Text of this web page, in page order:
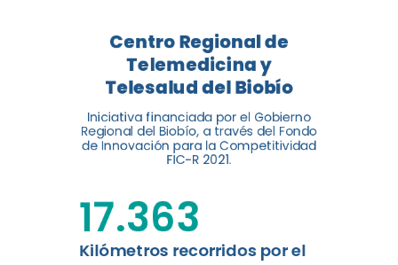
El Centro Regional de
Telemedicina y Telesalud del
Biobío presenta el balance de
tres años acercando la salud
digital a los habitantes...
Leer más
Centro Regional de
Telemedicina y
Telesalud del Biobío
Iniciativa financiada por el Gobierno
Regional del Biobío, a través del Fondo
de Innovación para la Competitividad
FIC-R 2021.
Kilómetros recorridos por el
17.363